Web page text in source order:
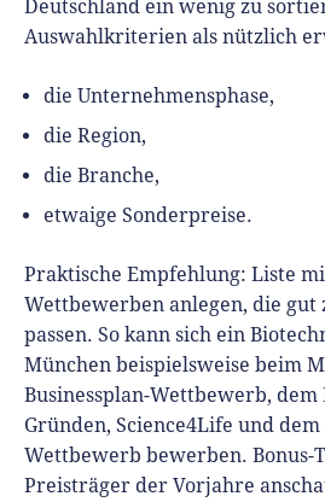
Deutschland ein wenig zu
Auswahlkriterien als nützlich
die Unternehmensphase,
die Region,
die Branche,
etwaige Sonderpreise.
Praktische Empfehlung: Liste
Wettbewerben anlegen, die gut
passen. So kann sich ein
München beispielsweise beim
Businessplan-Wettbewerb, dem
Gründen, Science4Life und
Wettbewerb bewerben. Bonus-
Preisträger der Vorjahre